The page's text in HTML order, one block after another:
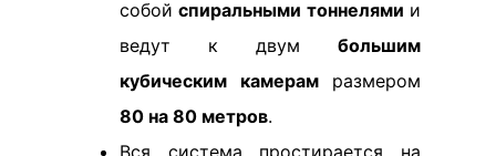
собойспиральными тоннелями и
ведут к двум большим
кубическим камерамразмером
80 на 80 метров.
Вся система простирается на